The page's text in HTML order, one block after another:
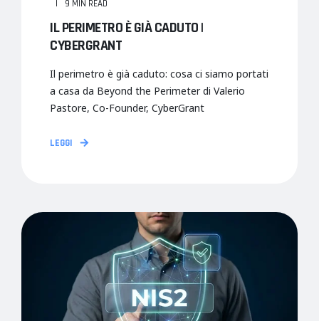
9 MIN READ
IL PERIMETRO È GIÀ CADUTO |
CYBERGRANT
Il perimetro è già caduto: cosa ci siamo portati
a casa da Beyond the Perimeter di Valerio
Pastore, Co-Founder, CyberGrant
LEGGI